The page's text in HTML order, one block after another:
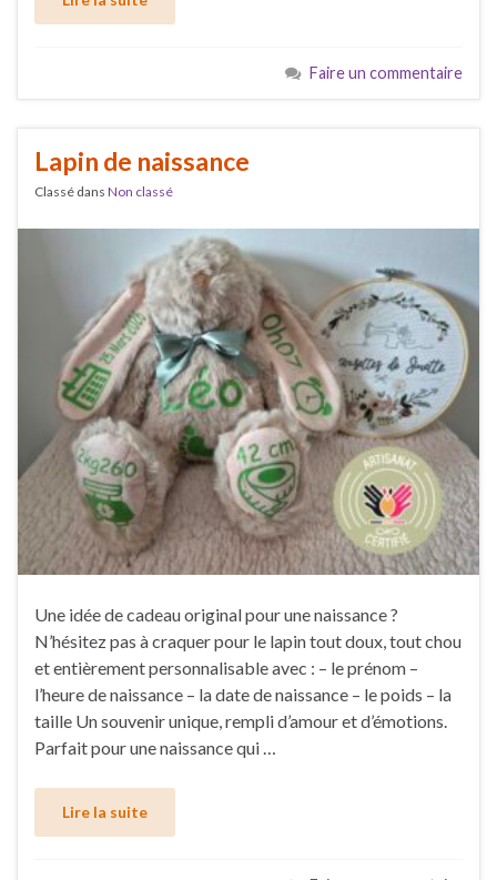
Faire un commentaire
Lapin de naissance
Classé dans Non classé
Une idée de cadeau original pour une naissance ?
N’hésitez pas à craquer pour le lapin tout doux, tout chou
et entièrement personnalisable avec : – le prénom –
l’heure de naissance – la date de naissance – le poids – la
taille Un souvenir unique, rempli d’amour et d’émotions.
Parfait pour une naissance qui …
Lire la suite